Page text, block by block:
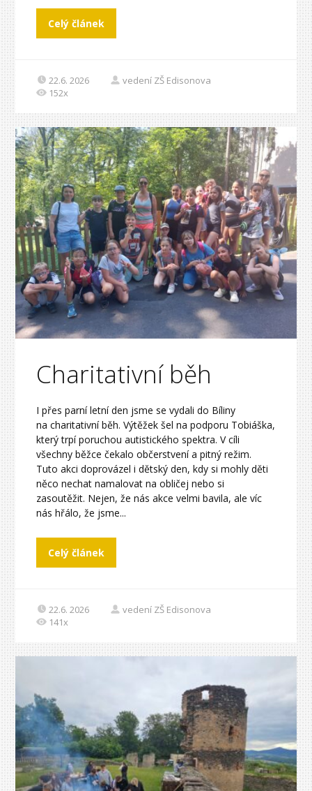
Celý článek
22.6. 2026
vedení ZŠ Edisonova
152x
Charitativní běh
I přes parní letní den jsme se vydali do Bíliny
na charitativní běh. Výtěžek šel na podporu Tobiáška,
který trpí poruchou autistického spektra. V cíli
všechny běžce čekalo občerstvení a pitný režim.
Tuto akci doprovázel i dětský den, kdy si mohly děti
něco nechat namalovat na obličej nebo si
zasoutěžit. Nejen, že nás akce velmi bavila, ale víc
nás hřálo, že jsme...
Celý článek
22.6. 2026
vedení ZŠ Edisonova
141x